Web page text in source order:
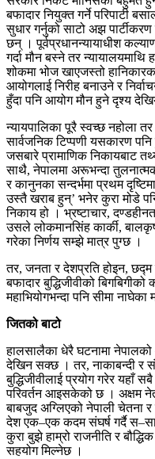
बफादार नियुक्त गर्ने परिपाटी
सुधार गर्नुको साटो अझ
छन् । पूर्वप्रधानन्यायाधीश
गर्दा मौन बस्ने तर न्यायालयमाथि
शोकमा भोज खाएजस्तो
आयोगलाई निरीह बनाउने र
हुँदा पनि आयोग मौन हुने दृश्य
न्यायपालिका पूरै स्वच्छ नहोला
सार्वजनिक टिप्पणी यसकारण
जसबारे प्रामाणिक निकायबाट
साथै, नेपालमा अरूभन्दा
र कानुनका सन्दर्भमा प्रथम
उस्तै खराब हुन्’ भनेर कुरा मोडे
निकाय हो । भ्रष्टाचार,
उसले लोकमानसिंह कार्की,
गरेका निर्णय सम्झे मात्र पुग्छ ।
तर, जनता र देशप्रति होइन, छद्म
बफादार बुद्धिजीवीको
महाभियोगभन्दा पनि सीमा
जितको बाटो
हालसालैका धेरै घटनामा
देखिन सक्छ । तर, नाकाबन्दी र
बुद्धिजीवीलाई प्रयोग गरेर यहाँ
परिवर्तन आइसकेको छ । अक्षम
बाबजुद अग्लिएको नेपाली चेतना र
देश एक–एक कदम संघर्ष गर्दै
कुरा बुझे हाम्रो राजनीति र
सहयोग मिल्नेछ ।